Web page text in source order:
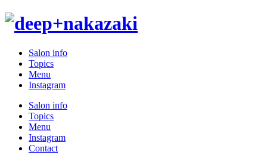
Salon info
Topics
Menu
Instagram
Salon info
Topics
Menu
Instagram
Contact